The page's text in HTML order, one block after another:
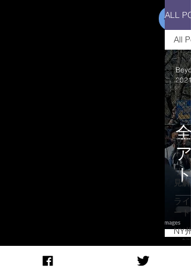
ALL
All
オリ
ミャ
情勢
ニュ
現場
ト
リー
見解
ラ
ート
NY
の
All